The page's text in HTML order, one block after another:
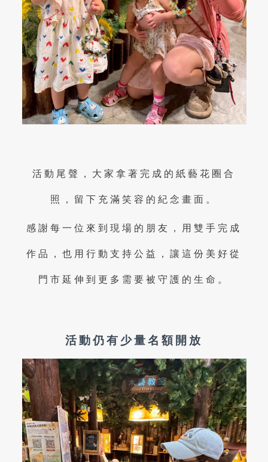
活動尾聲，大家拿著完成的紙藝花圈合
照，留下充滿笑容的紀念畫面。
感謝每一位來到現場的朋友，用雙手完成
作品，也用行動支持公益，讓這份美好從
門市延伸到更多需要被守護的生命。
活動仍有少量名額開放